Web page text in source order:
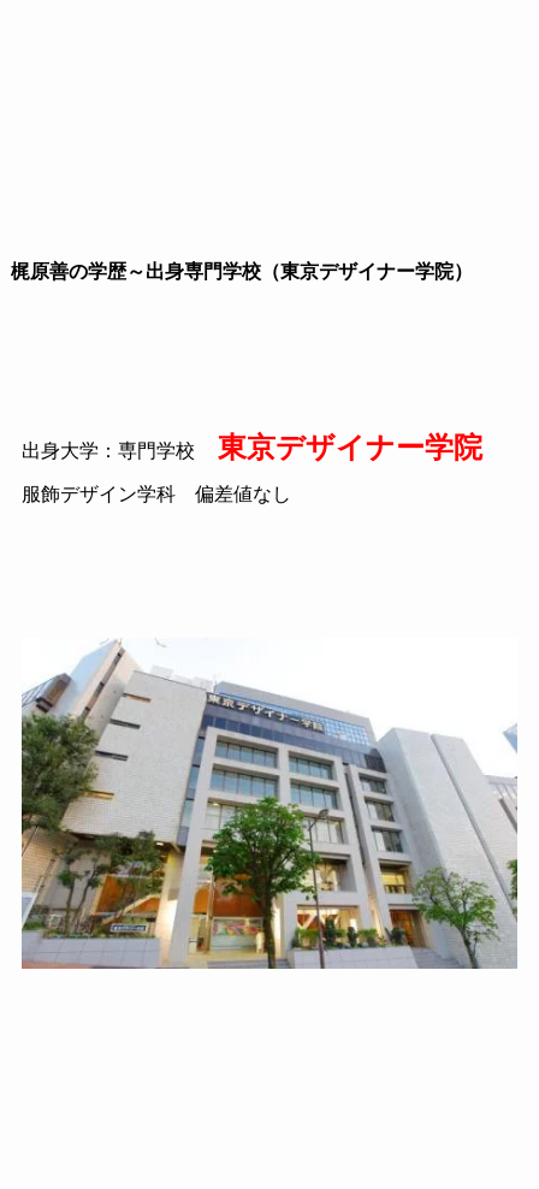
梶原善の学歴～出身専門学校（東京デザイナー学院）
出身大学：専門学校 東京デザイナー学院
服飾デザイン学科 偏差値なし